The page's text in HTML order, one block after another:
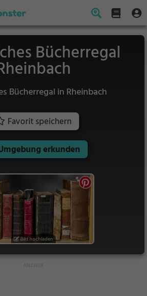
Bücherregal
Bücherregal in Rheinbach
Favorit speichern
erkunden
Bild hochladen